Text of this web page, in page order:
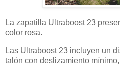
La zapatilla Ultraboost 23
color rosa.
Las Ultraboost 23 incluyen un
talón con deslizamiento